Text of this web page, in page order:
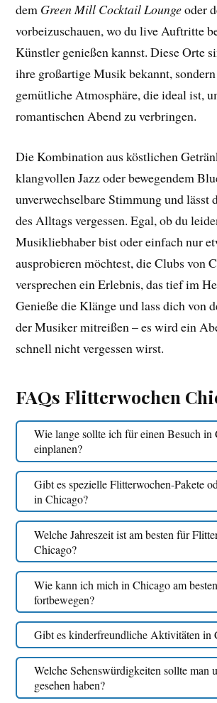
dem Green Mill Cocktail Loungeoder
vorbeizuschauen, wo du live Auftritte
Künstler genießen kannst. Diese Orte
ihre großartige Musik bekannt,
gemütliche Atmosphäre, die ideal ist,
romantischen Abend zu verbringen.
Die Kombination aus köstlichen
klangvollen Jazz oder bewegendem
unverwechselbare Stimmung und lässt
des Alltags vergessen. Egal, ob du
Musikliebhaber bist oder einfach nur
ausprobieren möchtest, die Clubs von
versprechen ein Erlebnis, das tief im
Genieße die Klänge und lass dich von
der Musiker mitreißen – es wird ein
schnell nicht vergessen wirst.
FAQs Flitterwochen
Wie lange sollte ich für einen Besuch in
einplanen?
Gibt es spezielle Flitterwochen-Pakete
in Chicago?
Welche Jahreszeit ist am besten für
Chicago?
Wie kann ich mich in Chicago am besten
fortbewegen?
Gibt es kinderfreundliche Aktivitäten in
Welche Sehenswürdigkeiten sollte man
gesehen haben?